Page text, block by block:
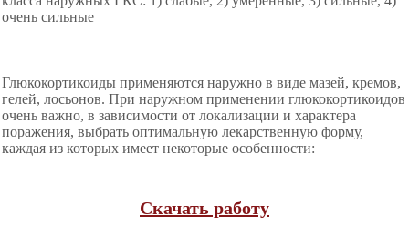
очень сильные
Глюкокортикоиды применяются наружно в виде мазей, кремов,
гелей, лосьонов. При наружном применении глюкокортикоидов
очень важно, в зависимости от локализации и характера
поражения, выбрать оптимальную лекарственную форму,
каждая из которых имеет некоторые особенности:
Скачать работу